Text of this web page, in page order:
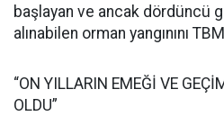
başlayan ve ancak dördüncü
alınabilen orman yangınını
“ON YILLARIN EMEĞİ VE
OLDU”